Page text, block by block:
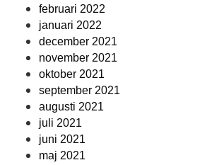
februari 2022
januari 2022
december 2021
november 2021
oktober 2021
september 2021
augusti 2021
juli 2021
juni 2021
maj 2021